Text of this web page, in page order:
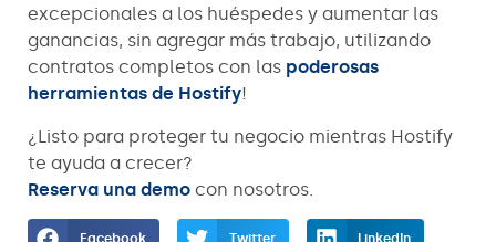
excepcionales a los huéspedes y aumentar las
ganancias, sin agregar más trabajo, utilizando
contratos completos con las poderosas
herramientas de Hostify!
¿Listo para proteger tu negocio mientras Hostify
te ayuda a crecer?
Reserva una demo con nosotros.
Facebook Twitter LinkedIn